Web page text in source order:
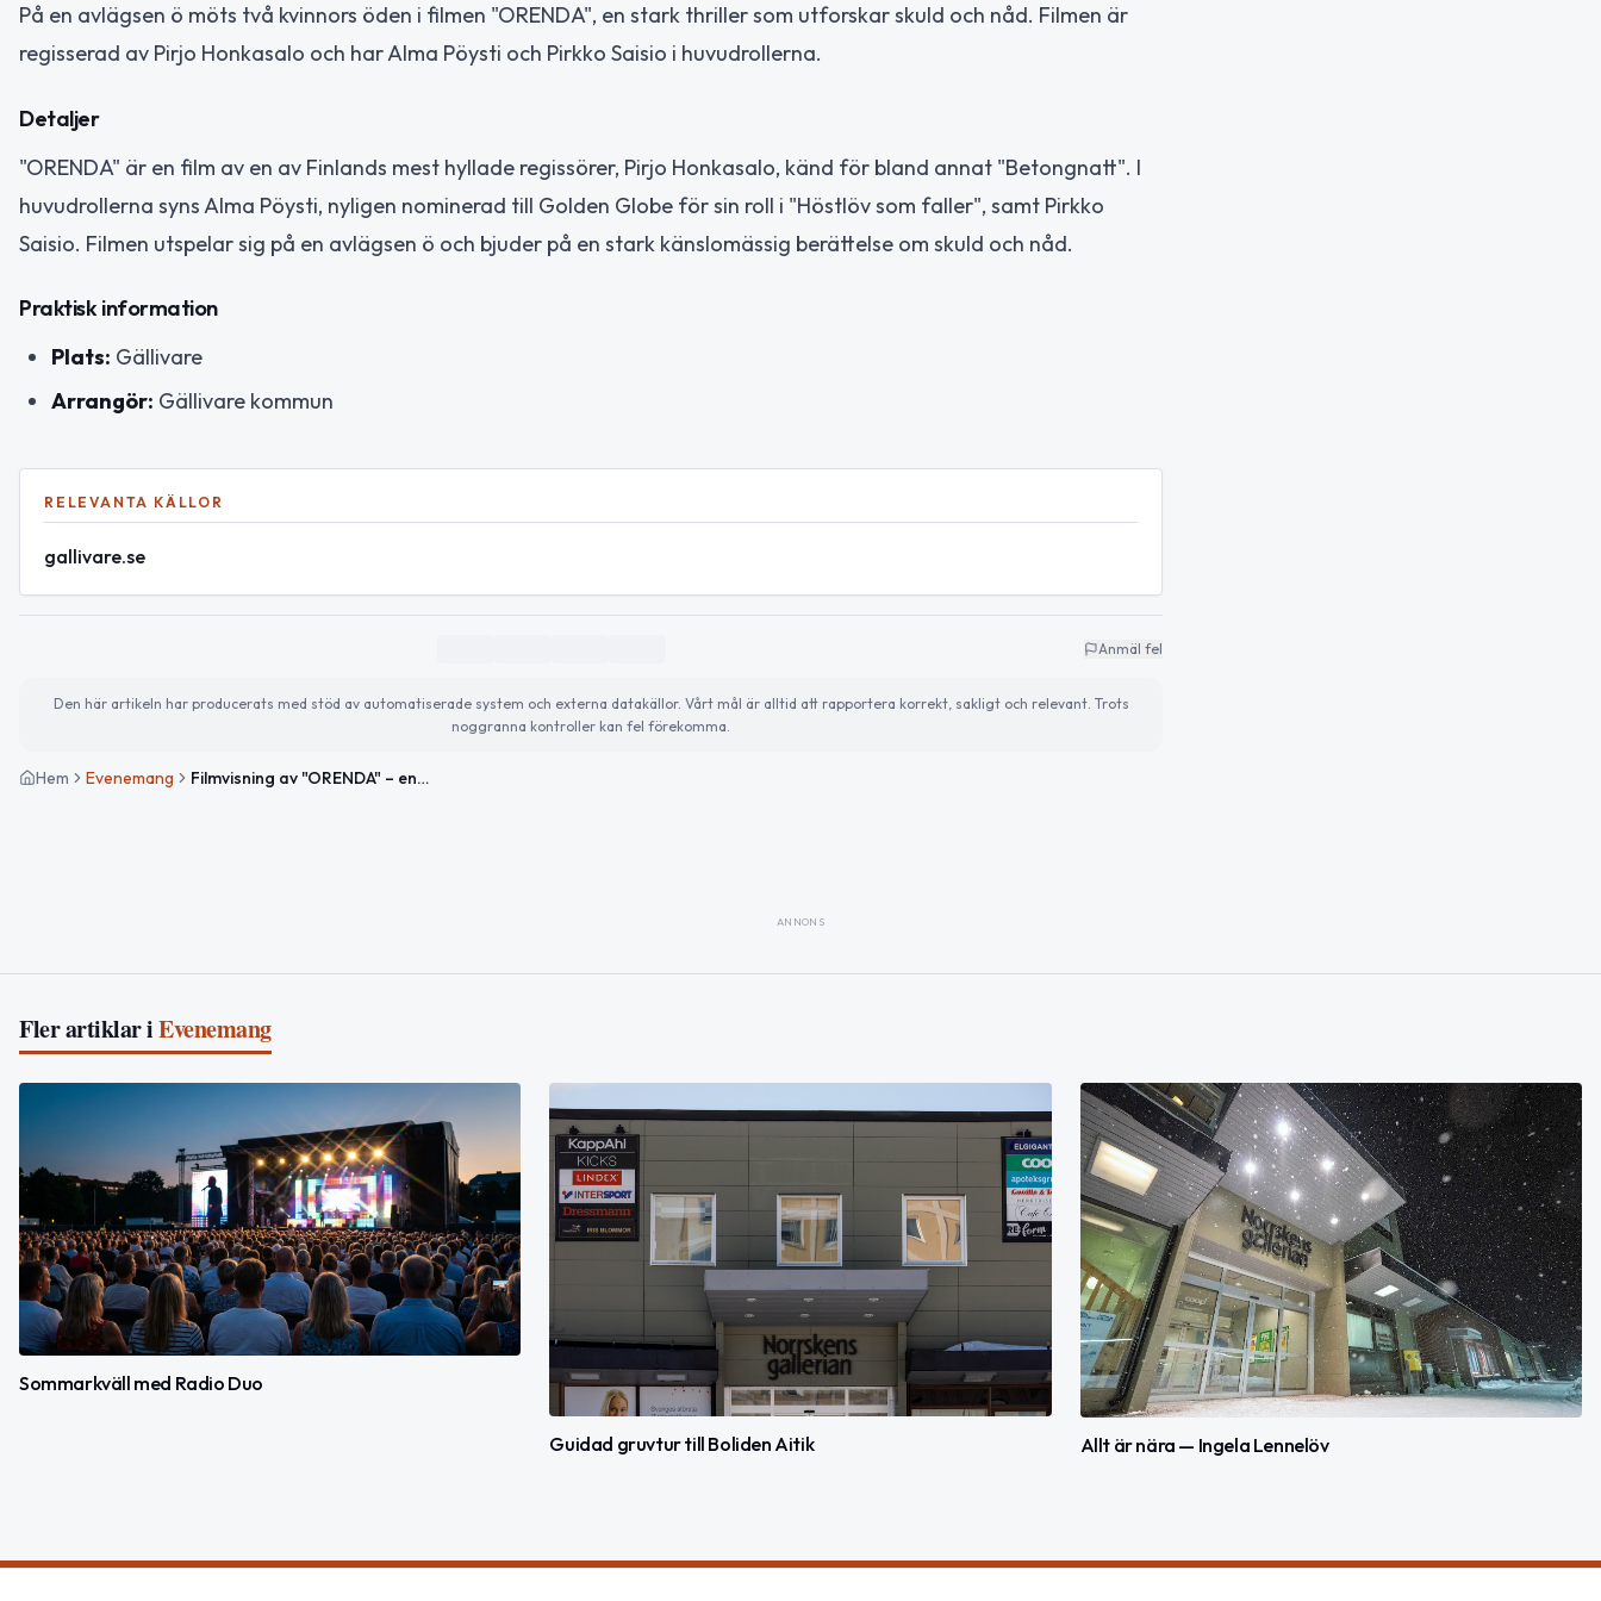
På en avlägsen ö möts två kvinnors öden i filmen "ORENDA", en stark thriller som utforskar skuld och nåd. Filmen är
regisserad av Pirjo Honkasalo och har Alma Pöysti och Pirkko Saisio i huvudrollerna.
Detaljer
"ORENDA" är en film av en av Finlands mest hyllade regissörer, Pirjo Honkasalo, känd för bland annat "Betongnatt". I
huvudrollerna syns Alma Pöysti, nyligen nominerad till Golden Globe för sin roll i "Höstlöv som faller", samt Pirkko
Saisio. Filmen utspelar sig på en avlägsen ö och bjuder på en stark känslomässig berättelse om skuld och nåd.
Praktisk information
Plats: Gällivare
Arrangör: Gällivare kommun
RELEVANTA KÄLLOR
gallivare.se
Anmäl fel
Den här artikeln har producerats med stöd av automatiserade system och externa datakällor. Vårt mål är alltid att rapportera korrekt, sakligt och relevant. Trots
noggranna kontroller kan fel förekomma.
Hem Evenemang Filmvisning av "ORENDA" – en känslomässig thriller
ANNONS
Fler artiklar iEvenemang
Sommarkväll med Radio Duo
Guidad gruvtur till Boliden Aitik Allt är nära — Ingela Lennelöv